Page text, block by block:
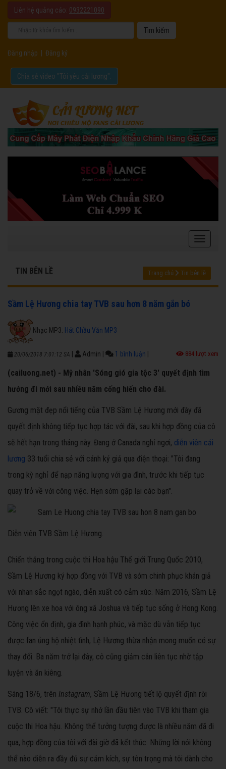
Liên hệ quảng cáo: 0932221090
Đăng nhập Đăng ký
Chia sẻ video "Tôi yêu cải lương".
TIN BÊN LỀ Trang chủ Tin bên lề
Sầm Lệ Hương chia tay TVB sau hơn 8 năm gắn bó
Nhạc MP3: Hát Chầu Văn MP3
20/06/2018 7:01:12 SA Admin 1 bình luận 884 lượt xem
(cailuong.net) - Mỹ nhân 'Sóng gió gia tộc 3' quyết định tìm
hướng đi mới sau nhiều năm cống hiến cho đài.
Gương mặt đẹp nổi tiếng của TVB Sầm Lệ Hương mới đây đã
quyết định không tiếp tục hợp tác với đài, sau khi hợp đồng của cô
sẽ hết hạn trong tháng này. Đang ở Canada nghỉ ngơi, diễn viên cải
lương 33 tuổi chia sẻ với cánh ký giả qua điện thoại: "Tôi đang
trong kỳ nghỉ để nạp năng lượng với gia đình, trước khi tiếp tục
quay trở về với công việc. Hẹn sớm gặp lại các bạn".
Diễn viên TVB Sầm Lệ Hương.
Chiến thắng trong cuộc thi Hoa hậu Thế giới Trung Quốc 2010,
Sầm Lệ Hương ký hợp đồng với TVB và sớm chinh phục khán giả
với nhan sắc ngọt ngào, diễn xuất có cảm xúc. Năm 2016, Sầm Lệ
Hương lên xe hoa với ông xã Joshua và tiếp tục sống ở Hong Kong.
Công việc ổn định, gia đình hạnh phúc, và mặc dù vẫn tiếp tục
được fan ủng hộ nhiệt tình, Lệ Hương thừa nhận mong muốn có sự
thay đổi. Ba năm trở lại đây, cô cũng giảm cân liên tục nhờ tập
luyện và ăn kiêng.
Sáng 18/6, trên Instagram, Sầm Lệ Hương tiết lộ quyết định rời
TVB. Cô viết: "Tôi thực sự nhớ lần đầu tiên vào TVB khi tham gia
cuộc thi Hoa hậu. Không thể tưởng tượng được là nhiều năm đã đi
qua, hợp đồng của tôi với đài giờ đã kết thúc. Những lời nói không
thể nào diễn ra đầy đủ sự cảm kích, sự tôn trọng mà tôi dành cho